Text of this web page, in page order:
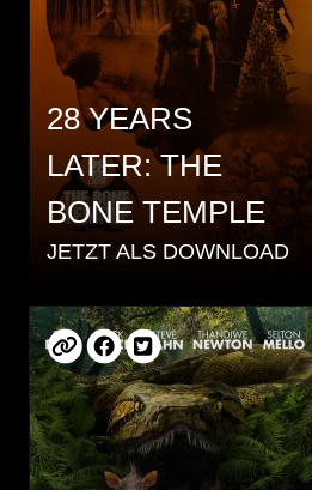
28 YEARS
LATER: THE
BONE TEMPLE
JETZT ALS DOWNLOAD